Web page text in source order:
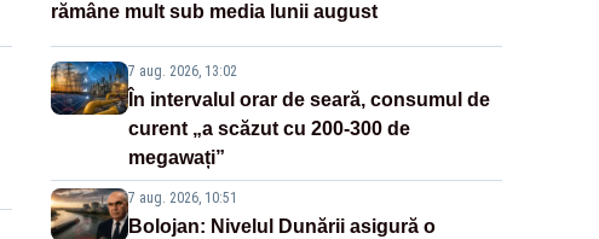
rămâne mult sub media lunii august
7 aug. 2026, 13:02
În intervalul orar de seară, consumul de
curent „a scăzut cu 200-300 de
megawați”
7 aug. 2026, 10:51
Bolojan: Nivelul Dunării asigură o